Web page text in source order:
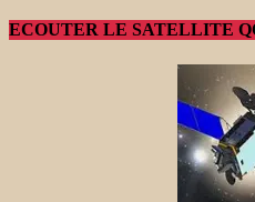
ECOUTER LE SATELLITE